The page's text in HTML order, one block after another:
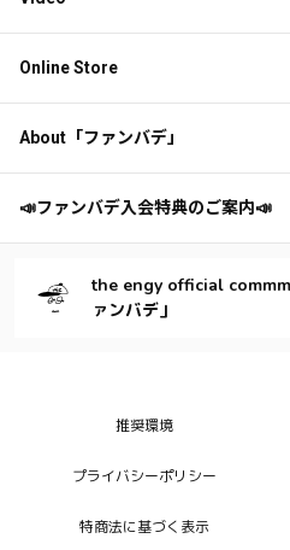
Online Store
About「ファンバデ」
📣ファンバデ入会特典のご案内📣
the engy official
ァンバデ」
推奨環境
プライバシーポリシー
特商法に基づく表示